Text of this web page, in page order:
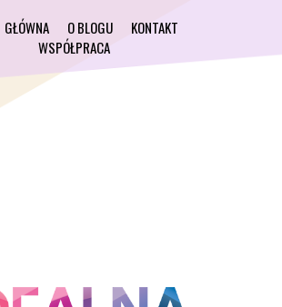
GŁÓWNA O BLOGU
KONTAKT
WSPÓŁPRACA